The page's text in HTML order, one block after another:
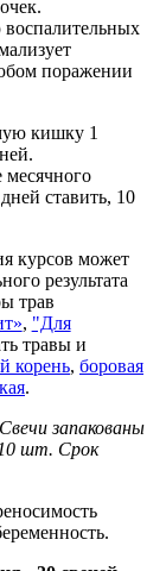
поражении
кишку 1
месячного
ставить, 10
курсов может
результата
трав
, "Для
травы и
корень, боровая
.
запакованы
10 шт. Срок